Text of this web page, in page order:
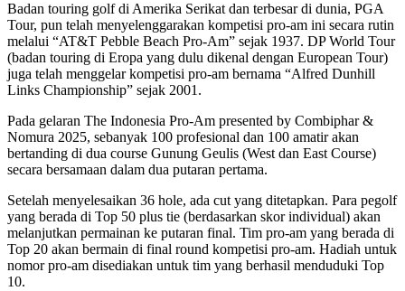
Badan touring golf di Amerika Serikat dan terbesar di dunia, PGA
Tour, pun telah menyelenggarakan kompetisi pro-am ini secara rutin
melalui “AT&T Pebble Beach Pro-Am” sejak 1937. DP World Tour
(badan touring di Eropa yang dulu dikenal dengan European Tour)
juga telah menggelar kompetisi pro-am bernama “Alfred Dunhill
Links Championship” sejak 2001.
Pada gelaran The Indonesia Pro-Am presented by Combiphar &
Nomura 2025, sebanyak 100 profesional dan 100 amatir akan
bertanding di dua course Gunung Geulis (West dan East Course)
secara bersamaan dalam dua putaran pertama.
Setelah menyelesaikan 36 hole, ada cut yang ditetapkan. Para pegolf
yang berada di Top 50 plus tie (berdasarkan skor individual) akan
melanjutkan permainan ke putaran final. Tim pro-am yang berada di
Top 20 akan bermain di final round kompetisi pro-am. Hadiah untuk
nomor pro-am disediakan untuk tim yang berhasil menduduki Top
10.